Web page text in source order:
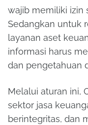
wajib memiliki izin
Sedangkan untuk
layanan aset
informasi harus
dan pengetahuan
Melalui aturan ini,
sektor jasa
berintegritas, dan